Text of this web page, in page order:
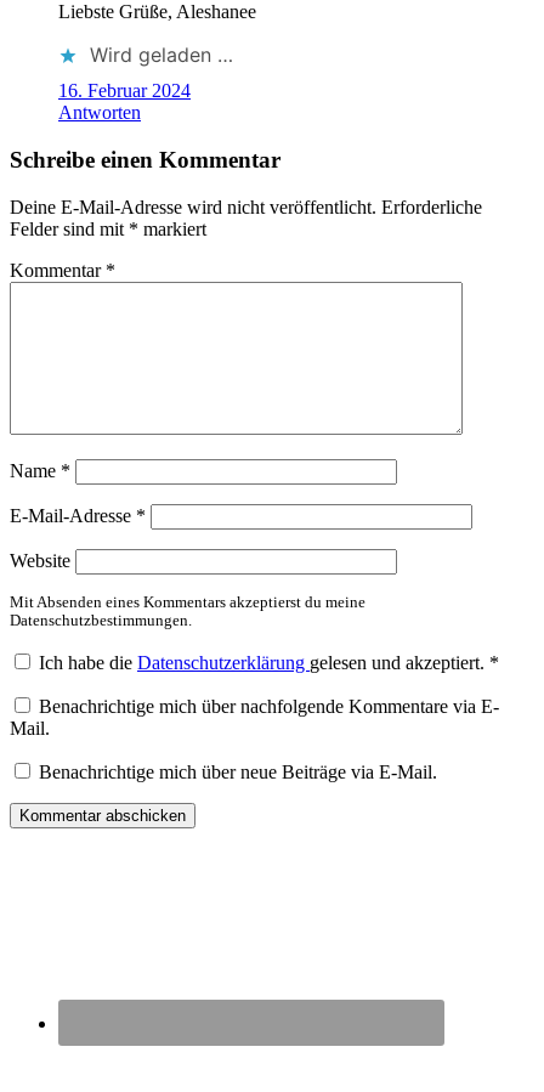
Liebste Grüße, Aleshanee
Wird geladen …
16. Februar 2024
Antworten
Schreibe einen Kommentar
Deine E-Mail-Adresse wird nicht veröffentlicht. Erforderliche
Felder sind mit * markiert
Kommentar *
Name *
E-Mail-Adresse *
Website
Mit Absenden eines Kommentars akzeptierst du meine
Datenschutzbestimmungen.
Ich habe die Datenschutzerklärung gelesen und akzeptiert. *
Benachrichtige mich über nachfolgende Kommentare via E-
Mail.
Benachrichtige mich über neue Beiträge via E-Mail.